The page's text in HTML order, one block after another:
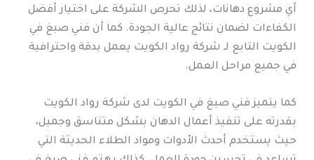
أي مشروع دهانات، لذلك تحرص الشركة على اختيار أفضل
الكفاءات لضمان نتائج عالية الجودة. كما أن فني صبغ في
الكويت التابع لـ شركة رواد الكويت يعمل بدقة واحترافية
في جميع مراحل العمل.
كما يتميز فني صبغ في الكويت لدى شركة رواد الكويت
بقدرته على تنفيذ أعمال الدهان بشكل متناسق وجميل،
حيث يستخدم أحدث الأدوات ومواد الطلاء الحديثة التي